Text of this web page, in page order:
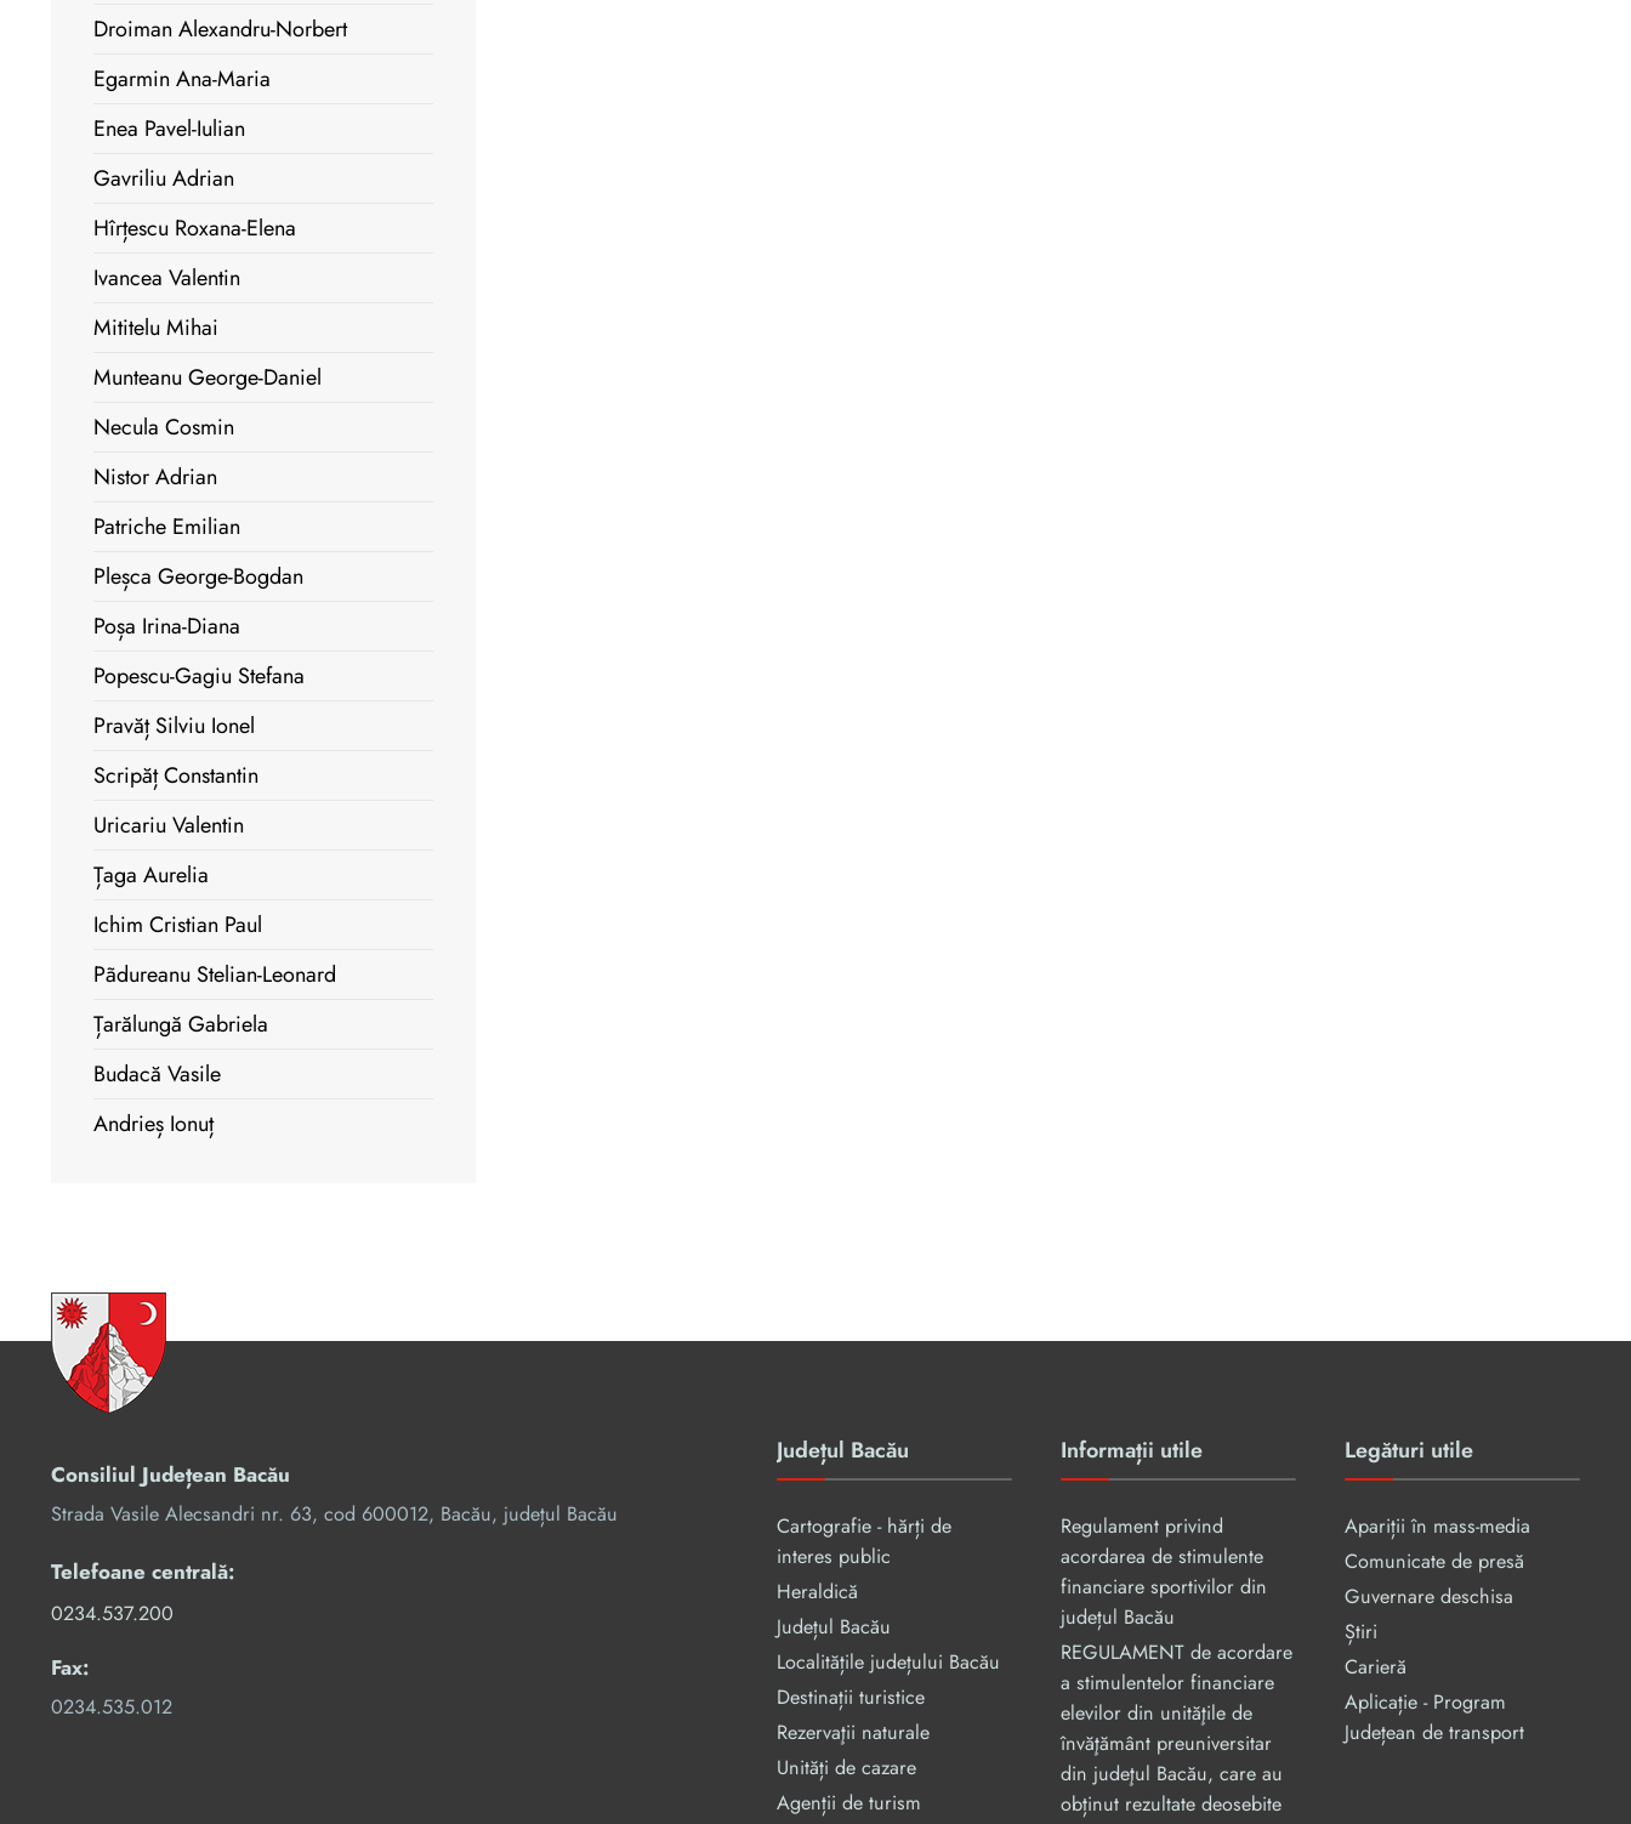
Droiman Alexandru-Norbert
Egarmin Ana-Maria
Enea Pavel-Iulian
Gavriliu Adrian
Hîrțescu Roxana-Elena
Ivancea Valentin
Mititelu Mihai
Munteanu George-Daniel
Necula Cosmin
Nistor Adrian
Patriche Emilian
Pleșca George-Bogdan
Poșa Irina-Diana
Popescu-Gagiu Stefana
Pravăț Silviu Ionel
Scripăț Constantin
Uricariu Valentin
Țaga Aurelia
Ichim Cristian Paul
Pãdureanu Stelian-Leonard
Țarălungă Gabriela
Budacă Vasile
Andrieș Ionuț
Consiliul Județean Bacău
Strada Vasile Alecsandri nr. 63, cod 600012, Bacău, județul Bacău
Telefoane centrală:
0234.537.200
Fax:
0234.535.012
Județul Bacău
Cartografie - hărți de
interes public
Heraldică
Județul Bacău
Localitățile județului Bacău
Destinații turistice
Rezervaţii naturale
Unități de cazare
Agenții de turism
Informații utile
Regulament privind
acordarea de stimulente
financiare sportivilor din
județul Bacău
REGULAMENT de acordare
a stimulentelor financiare
elevilor din unităţile de
învăţământ preuniversitar
din judeţul Bacău, care au
obținut rezultate deosebite
Legături utile
Apariții în mass-media
Comunicate de presă
Guvernare deschisa
Știri
Carieră
Aplicație - Program
Județean de transport